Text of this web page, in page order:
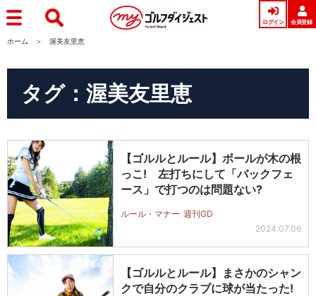
ログイン 会員登録
ホーム 渥美友里恵
タグ：渥美友里恵
【ゴルルとルール】ボールが木の根
っこ! 左打ちにして「バックフェ
ース」で打つのは問題ない?
ルール・マナー 週刊GD
2024.07.06
【ゴルルとルール】まさかのシャン
クで自分のクラブに球が当たった!